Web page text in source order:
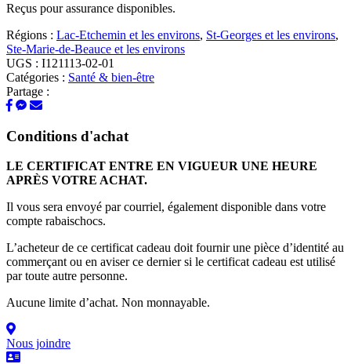
Reçus pour assurance disponibles.
Régions : Lac-Etchemin et les environs, St-Georges et les environs,
Ste-Marie-de-Beauce et les environs
UGS : I121113-02-01
Catégories : Santé & bien-être
Partage :
Conditions d'achat
LE CERTIFICAT ENTRE EN VIGUEUR UNE HEURE
APRÈS VOTRE ACHAT.
Il vous sera envoyé par courriel, également disponible dans votre
compte rabaischocs.
L’acheteur de ce certificat cadeau doit fournir une pièce d’identité au
commerçant ou en aviser ce dernier si le certificat cadeau est utilisé
par toute autre personne.
Aucune limite d’achat. Non monnayable.
Nous joindre